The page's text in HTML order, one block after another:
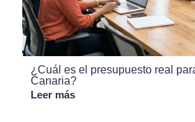
¿Cuál es el presupuesto real
Canaria?
Leer más